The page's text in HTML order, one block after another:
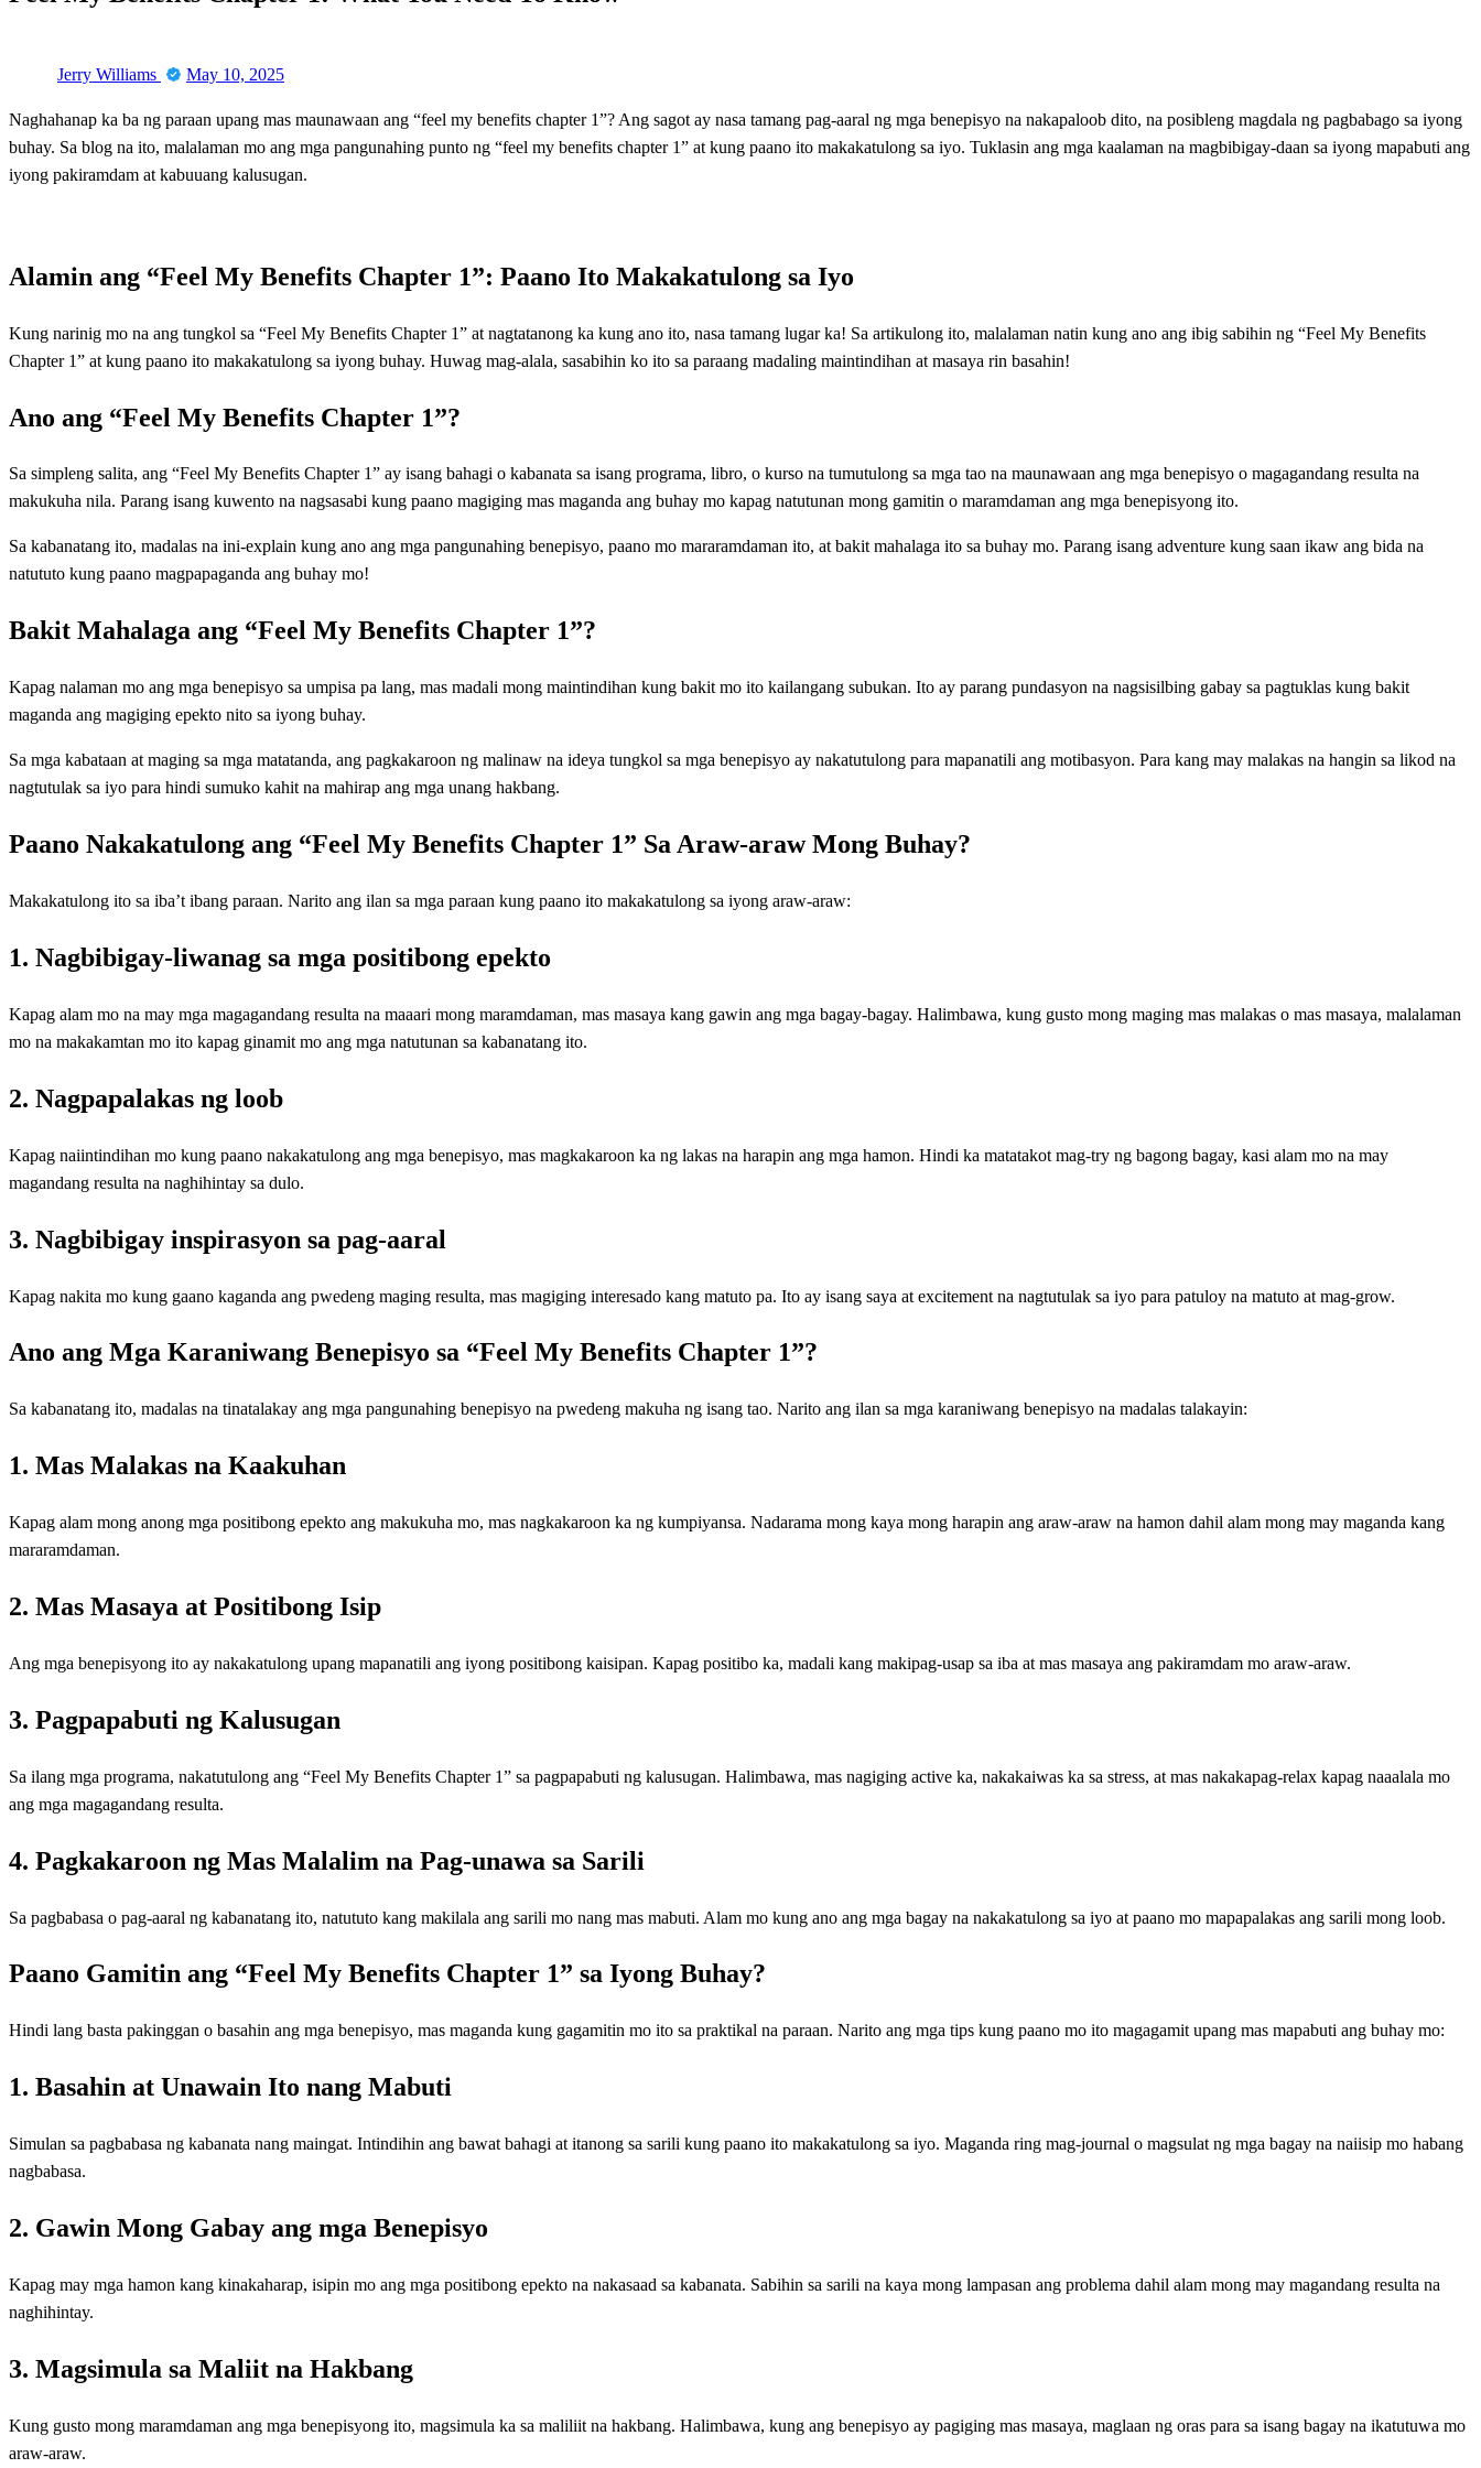
Jerry Williams
on
May 10, 2025
Naghahanap ka ba ng paraan upang mas maunawaan ang “feel my benefits chapter 1”? Ang sagot ay nasa tamang pag-aaral ng mga benepisyo na nakapaloob dito, na posibleng magdala ng pagbabago sa iyong
buhay. Sa blog na ito, malalaman mo ang mga pangunahing punto ng “feel my benefits chapter 1” at kung paano ito makakatulong sa iyo. Tuklasin ang mga kaalaman na magbibigay-daan sa iyong mapabuti ang
iyong pakiramdam at kabuuang kalusugan.
Alamin ang “Feel My Benefits Chapter 1”: Paano Ito Makakatulong sa Iyo
Kung narinig mo na ang tungkol sa “Feel My Benefits Chapter 1” at nagtatanong ka kung ano ito, nasa tamang lugar ka! Sa artikulong ito, malalaman natin kung ano ang ibig sabihin ng “Feel My Benefits
Chapter 1” at kung paano ito makakatulong sa iyong buhay. Huwag mag-alala, sasabihin ko ito sa paraang madaling maintindihan at masaya rin basahin!
Ano ang “Feel My Benefits Chapter 1”?
Sa simpleng salita, ang “Feel My Benefits Chapter 1” ay isang bahagi o kabanata sa isang programa, libro, o kurso na tumutulong sa mga tao na maunawaan ang mga benepisyo o magagandang resulta na
makukuha nila. Parang isang kuwento na nagsasabi kung paano magiging mas maganda ang buhay mo kapag natutunan mong gamitin o maramdaman ang mga benepisyong ito.
Sa kabanatang ito, madalas na ini-explain kung ano ang mga pangunahing benepisyo, paano mo mararamdaman ito, at bakit mahalaga ito sa buhay mo. Parang isang adventure kung saan ikaw ang bida na
natututo kung paano magpapaganda ang buhay mo!
Bakit Mahalaga ang “Feel My Benefits Chapter 1”?
Kapag nalaman mo ang mga benepisyo sa umpisa pa lang, mas madali mong maintindihan kung bakit mo ito kailangang subukan. Ito ay parang pundasyon na nagsisilbing gabay sa pagtuklas kung bakit
maganda ang magiging epekto nito sa iyong buhay.
Sa mga kabataan at maging sa mga matatanda, ang pagkakaroon ng malinaw na ideya tungkol sa mga benepisyo ay nakatutulong para mapanatili ang motibasyon. Para kang may malakas na hangin sa likod na
nagtutulak sa iyo para hindi sumuko kahit na mahirap ang mga unang hakbang.
Paano Nakakatulong ang “Feel My Benefits Chapter 1” Sa Araw-araw Mong Buhay?
Makakatulong ito sa iba’t ibang paraan. Narito ang ilan sa mga paraan kung paano ito makakatulong sa iyong araw-araw:
1. Nagbibigay-liwanag sa mga positibong epekto
Kapag alam mo na may mga magagandang resulta na maaari mong maramdaman, mas masaya kang gawin ang mga bagay-bagay. Halimbawa, kung gusto mong maging mas malakas o mas masaya, malalaman
mo na makakamtan mo ito kapag ginamit mo ang mga natutunan sa kabanatang ito.
2. Nagpapalakas ng loob
Kapag naiintindihan mo kung paano nakakatulong ang mga benepisyo, mas magkakaroon ka ng lakas na harapin ang mga hamon. Hindi ka matatakot mag-try ng bagong bagay, kasi alam mo na may
magandang resulta na naghihintay sa dulo.
3. Nagbibigay inspirasyon sa pag-aaral
Kapag nakita mo kung gaano kaganda ang pwedeng maging resulta, mas magiging interesado kang matuto pa. Ito ay isang saya at excitement na nagtutulak sa iyo para patuloy na matuto at mag-grow.
Ano ang Mga Karaniwang Benepisyo sa “Feel My Benefits Chapter 1”?
Sa kabanatang ito, madalas na tinatalakay ang mga pangunahing benepisyo na pwedeng makuha ng isang tao. Narito ang ilan sa mga karaniwang benepisyo na madalas talakayin:
1. Mas Malakas na Kaakuhan
Kapag alam mong anong mga positibong epekto ang makukuha mo, mas nagkakaroon ka ng kumpiyansa. Nadarama mong kaya mong harapin ang araw-araw na hamon dahil alam mong may maganda kang
mararamdaman.
2. Mas Masaya at Positibong Isip
Ang mga benepisyong ito ay nakakatulong upang mapanatili ang iyong positibong kaisipan. Kapag positibo ka, madali kang makipag-usap sa iba at mas masaya ang pakiramdam mo araw-araw.
3. Pagpapabuti ng Kalusugan
Sa ilang mga programa, nakatutulong ang “Feel My Benefits Chapter 1” sa pagpapabuti ng kalusugan. Halimbawa, mas nagiging active ka, nakakaiwas ka sa stress, at mas nakakapag-relax kapag naaalala mo
ang mga magagandang resulta.
4. Pagkakaroon ng Mas Malalim na Pag-unawa sa Sarili
Sa pagbabasa o pag-aaral ng kabanatang ito, natututo kang makilala ang sarili mo nang mas mabuti. Alam mo kung ano ang mga bagay na nakakatulong sa iyo at paano mo mapapalakas ang sarili mong loob.
Paano Gamitin ang “Feel My Benefits Chapter 1” sa Iyong Buhay?
Hindi lang basta pakinggan o basahin ang mga benepisyo, mas maganda kung gagamitin mo ito sa praktikal na paraan. Narito ang mga tips kung paano mo ito magagamit upang mas mapabuti ang buhay mo:
1. Basahin at Unawain Ito nang Mabuti
Simulan sa pagbabasa ng kabanata nang maingat. Intindihin ang bawat bahagi at itanong sa sarili kung paano ito makakatulong sa iyo. Maganda ring mag-journal o magsulat ng mga bagay na naiisip mo habang
nagbabasa.
2. Gawin Mong Gabay ang mga Benepisyo
Kapag may mga hamon kang kinakaharap, isipin mo ang mga positibong epekto na nakasaad sa kabanata. Sabihin sa sarili na kaya mong lampasan ang problema dahil alam mong may magandang resulta na
naghihintay.
3. Magsimula sa Maliit na Hakbang
Kung gusto mong maramdaman ang mga benepisyong ito, magsimula ka sa maliliit na hakbang. Halimbawa, kung ang benepisyo ay pagiging mas masaya, maglaan ng oras para sa isang bagay na ikatutuwa mo
araw-araw.